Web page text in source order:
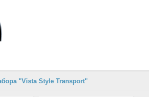
"Vista Style Transport"